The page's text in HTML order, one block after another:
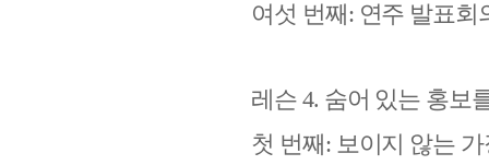
여섯 번째: 연주 발표회
레슨 4. 숨어 있는 홍보
첫 번째: 보이지 않는